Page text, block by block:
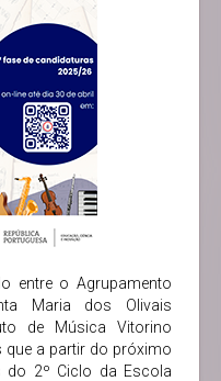
entre o Agrupamento
Maria dos Olivais
de Música Vitorino
que a partir do próximo
do 2º Ciclo da Escola